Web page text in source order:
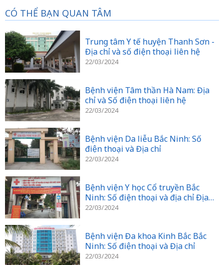
CÓ THỂ BẠN QUAN TÂM
Trung tâm Y tế huyện Thanh Sơn -
Địa chỉ và số điện thoại liên hệ
22/03/2024
Bệnh viện Tâm thần Hà Nam: Địa
chỉ và Số điện thoại liên hệ
22/03/2024
Bệnh viện Da liễu Bắc Ninh: Số
điện thoại và Địa chỉ
22/03/2024
Bệnh viện Y học Cổ truyền Bắc
Ninh: Số điện thoại và địa chỉ Địa
chỉ
22/03/2024
Bệnh viện Đa khoa Kinh Bắc Bắc
Ninh: Số điện thoại và Địa chỉ
22/03/2024